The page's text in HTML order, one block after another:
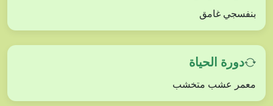
بنفسجي غامق
دورة الحياة
معمر عشب متخشب